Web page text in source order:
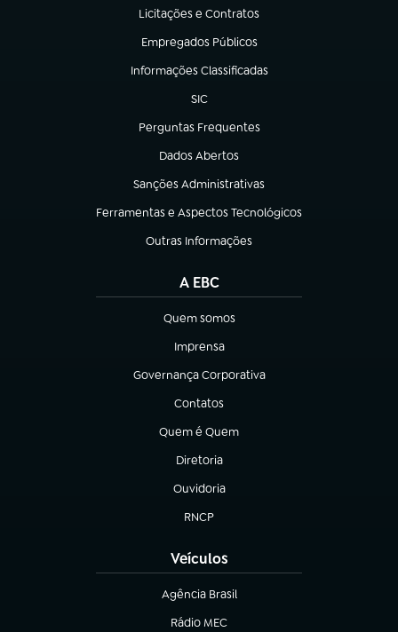
Licitações e Contratos
(abre em nova aba)
Empregados Públicos
(abre em nova aba)
Informações Classificadas
(abre em nova aba)
SIC
(abre em nova aba)
Perguntas Frequentes
(abre em nova aba)
Dados Abertos
(abre em nova aba)
Sanções Administrativas
(abre em nova aba)
Ferramentas e Aspectos Tecnológicos
(abre em nova aba)
Outras Informações
(abre em nova aba)
A EBC
Quem somos
(abre em nova aba)
Imprensa
(abre em nova aba)
Governança Corporativa
(abre em nova aba)
Contatos
(abre em nova aba)
Quem é Quem
(abre em nova aba)
Diretoria
(abre em nova aba)
Ouvidoria
(abre em nova aba)
RNCP
(abre em nova aba)
Veículos
Agência Brasil
(abre em nova aba)
Rádio MEC